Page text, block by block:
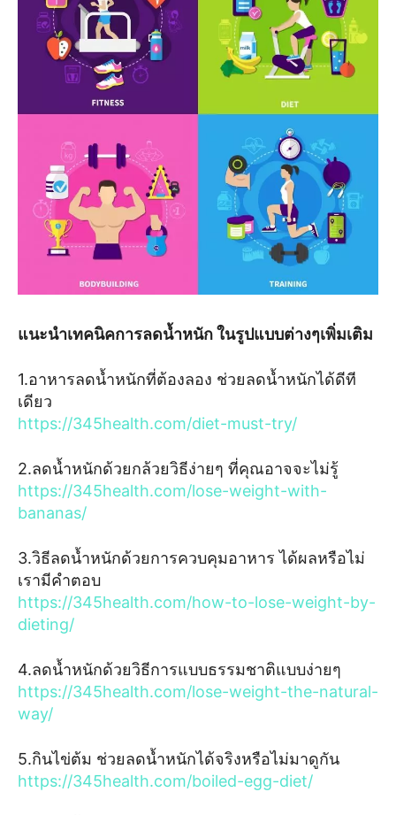
แนะนำเทคนิคการลดน้ำหนัก ในรูปแบบต่างๆเพิ่มเติม
1.อาหารลดน้ำหนักที่ต้องลอง ช่วยลดน้ำหนักได้ดีที
เดียว
https://345health.com/diet-must-try/
2.ลดน้ำหนักด้วยกล้วยวิธีง่ายๆ ที่คุณอาจจะไม่รู้
https://345health.com/lose-weight-with-
bananas/
3.วิธีลดน้ำหนักด้วยการควบคุมอาหาร ได้ผลหรือไม่
เรามีคำตอบ
https://345health.com/how-to-lose-weight-by-
dieting/
4.ลดน้ำหนักด้วยวิธีการแบบธรรมชาติแบบง่ายๆ
https://345health.com/lose-weight-the-natural-
way/
5.กินไข่ต้ม ช่วยลดน้ำหนักได้จริงหรือไม่มาดูกัน
https://345health.com/boiled-egg-diet/